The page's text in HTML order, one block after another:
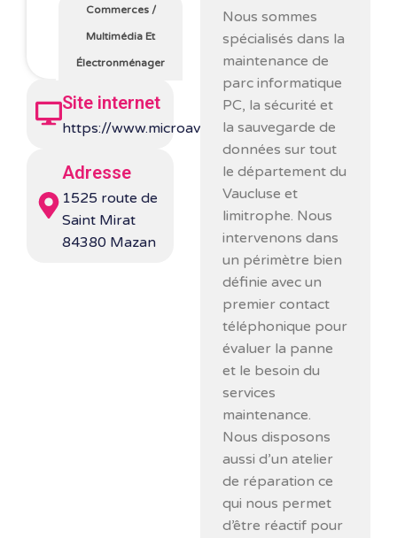
Commerces/
Multimédia Et
Électronménager
Site internet
https://www.microavenir84.com/
Adresse
1525 route de
Saint Mirat
84380 Mazan
Nous sommes
spécialisés dans la
maintenance de
parc informatique
PC, la sécurité et
la sauvegarde de
données sur tout
le département du
Vaucluse et
limitrophe. Nous
intervenons dans
un périmètre bien
définie avec un
premier contact
téléphonique pour
évaluer la panne
et le besoin du
services
maintenance.
Nous disposons
aussi d’un atelier
de réparation ce
qui nous permet
d’être réactif pour